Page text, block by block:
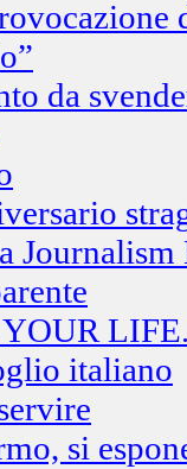
da
italiano
si